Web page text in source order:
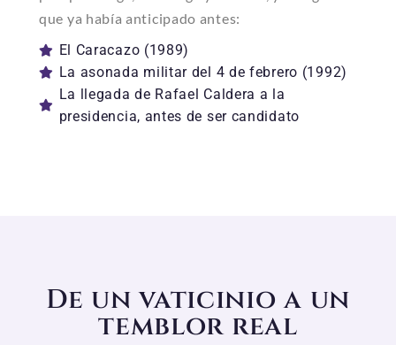
que ya había anticipado antes:
El Caracazo (1989)
La asonada militar del 4 de febrero (1992)
La llegada de Rafael Caldera a la
presidencia, antes de ser candidato
De un vaticinio a un
temblor real